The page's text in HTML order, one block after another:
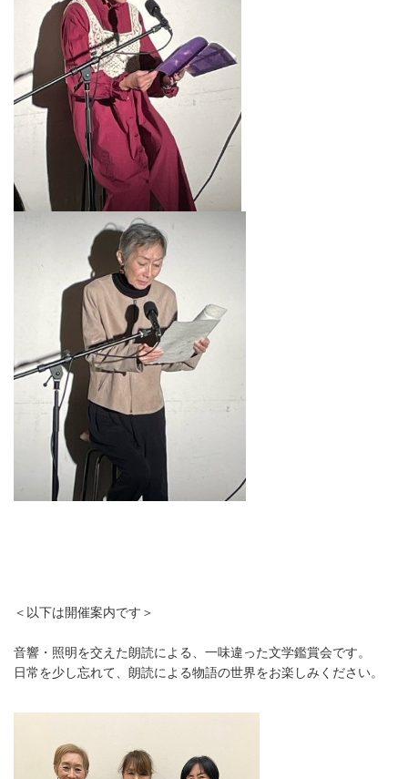
＜以下は開催案内です＞
音響・照明を交えた朗読による、一味違った文学鑑賞会です。
日常を少し忘れて、朗読による物語の世界をお楽しみください。